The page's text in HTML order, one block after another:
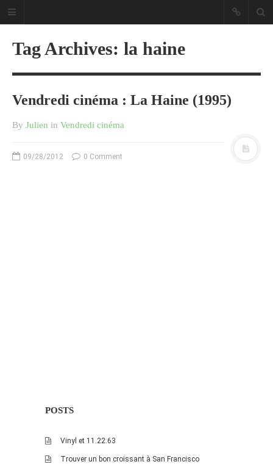
Delphine
Julien
Tag Archives: la haine
Vendredi cinéma : La Haine (1995)
By Julien in Vendredi cinéma
09/28/2012 0 Comment
POSTS
Vinyl et 11.22.63
Trouver un bon croissant à San Francisco